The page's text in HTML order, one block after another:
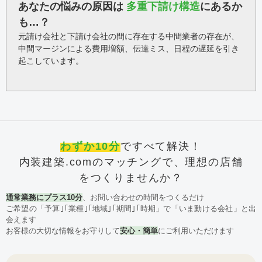
あなたの悩みの原因は 多重下請け構造にあるか
も…？
元請け会社と下請け会社の間に存在する中間業者の存在が、
中間マージンによる費用増額、伝達ミス、日程の遅延を引き
起こしています。
わずか10分ですべて解決！
内装建築.comのマッチングで、理想の店舗
をつくりませんか？
通常業務にプラス10分 、お問い合わせの時間をつくるだけ
ご希望の「予算｣｢業種｣｢地域｣｢期間｣｢時期」で「いま動ける会社」と出
会えます
お客様の大切な情報をお守りして安心・簡単にご利用いただけます